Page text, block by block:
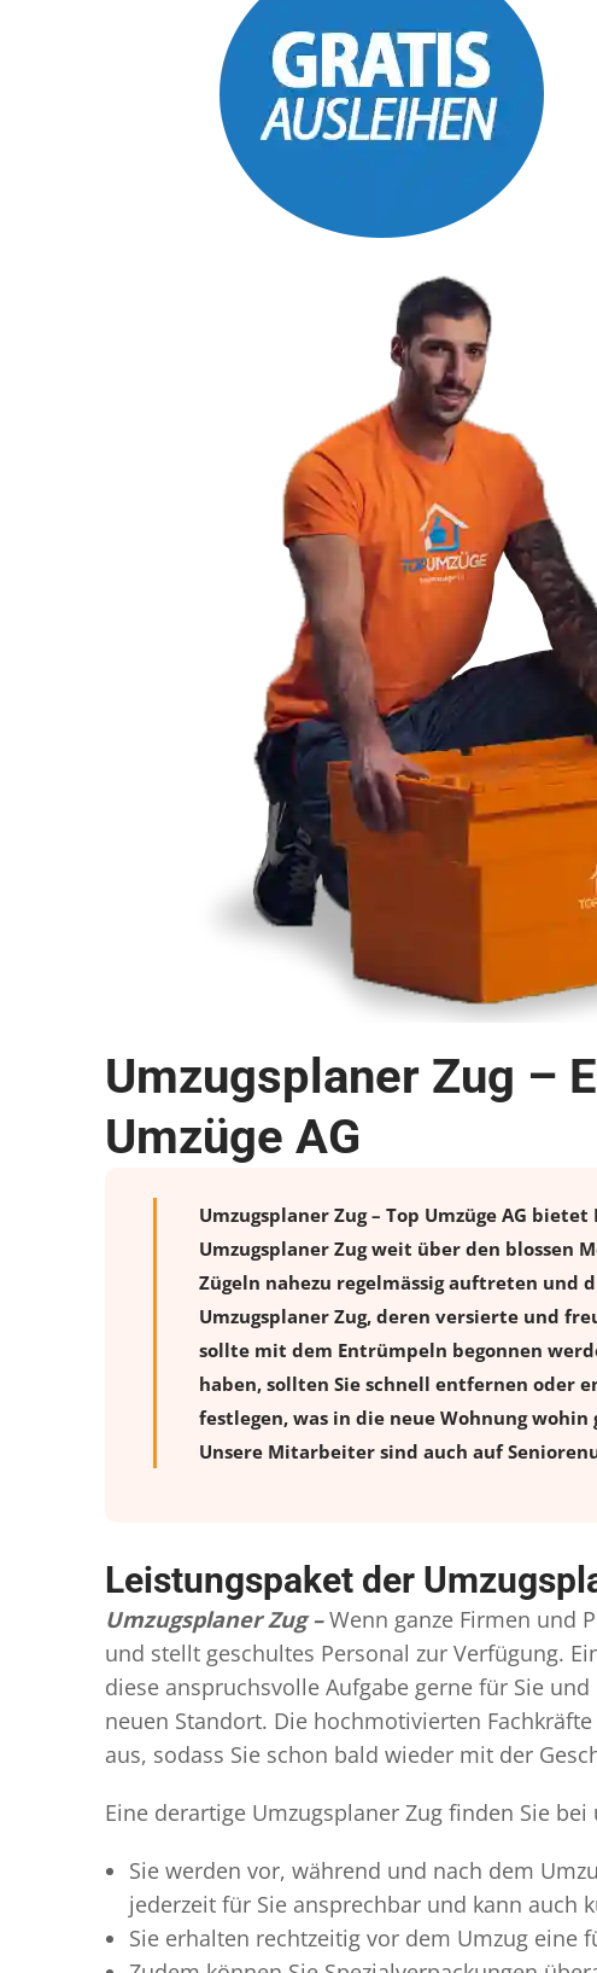
Umzugsplaner Zug –
Umzüge AG
Umzugsplaner Zug – Top Umzüge AG
Umzugsplaner Zug weit über den blossen
Zügeln nahezu regelmässig auftreten und
Umzugsplaner Zug, deren versierte und
sollte mit dem Entrümpeln begonnen
haben, sollten Sie schnell entfernen oder
festlegen, was in die neue Wohnung
Unsere Mitarbeiter sind auch auf
Leistungspaket der
Umzugsplaner Zug – Wenn ganze Firmen und
und stellt geschultes Personal zur Verfügung.
diese anspruchsvolle Aufgabe gerne für Sie
neuen Standort. Die hochmotivierten
aus, sodass Sie schon bald wieder mit der
Eine derartige Umzugsplaner Zug finden Sie
Sie werden vor, während und nach dem
jederzeit für Sie ansprechbar und kann auch
Sie erhalten rechtzeitig vor dem Umzug eine